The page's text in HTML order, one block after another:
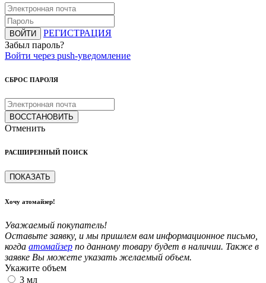
ВОЙТИ
РЕГИСТРАЦИЯ
Забыл пароль?
Войти через push-уведомление
СБРОС ПАРОЛЯ
ВОССТАНОВИТЬ
Отменить
РАСШИРЕННЫЙ ПОИСК
ПОКАЗАТЬ
Хочу атомайзер!
Уважаемый покупатель!
Оставьте заявку, и мы пришлем вам информационное письмо,
когда атомайзер по данному товару будет в наличии. Также в
заявке Вы можете указать желаемый объем.
Укажите объем
3 мл